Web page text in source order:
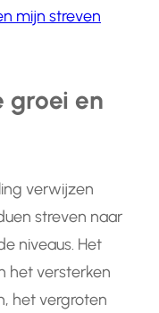
mijn streven
groei en
verwijzen
streven naar
niveaus. Het
het versterken
het vergroten